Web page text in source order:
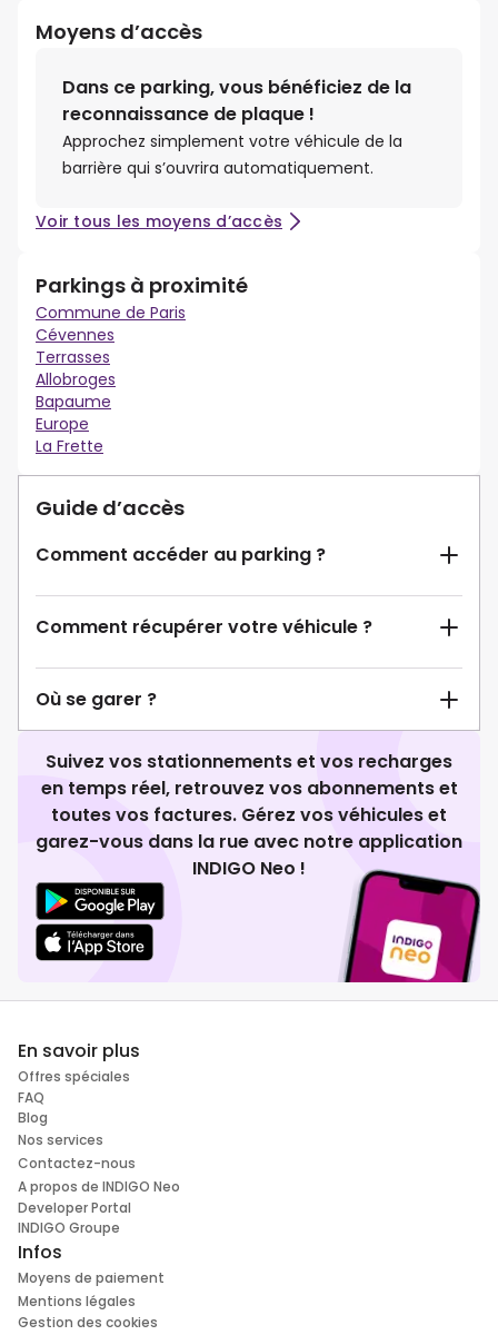
Moyens d’accès
Dans ce parking, vous bénéficiez de la
reconnaissance de plaque !
Approchez simplement votre véhicule de la
barrière qui s’ouvrira automatiquement.
Voir tous les moyens d’accès
Parkings à proximité
Commune de Paris
Cévennes
Terrasses
Allobroges
Bapaume
Europe
La Frette
Guide d’accès
Comment accéder au parking ?
Comment récupérer votre véhicule ?
Où se garer ?
Suivez vos stationnements et vos recharges
en temps réel, retrouvez vos abonnements et
toutes vos factures. Gérez vos véhicules et
garez-vous dans la rue avec notre application
INDIGO Neo !
En savoir plus
Offres spéciales
FAQ
Blog
Nos services
Contactez-nous
A propos de INDIGO Neo
Developer Portal
INDIGO Groupe
Infos
Moyens de paiement
Mentions légales
Gestion des cookies